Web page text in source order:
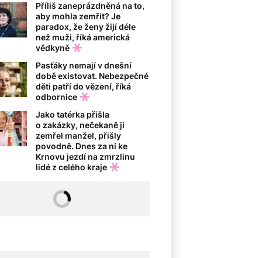
Příliš zaneprázdněná na to,
aby mohla zemřít? Je
paradox, že ženy žijí déle
než muži, říká americká
vědkyně
Pasťáky nemají v dnešní
době existovat. Nebezpečné
děti patří do vězení, říká
odbornice
Jako tatérka přišla
o zakázky, nečekaně jí
zemřel manžel, přišly
povodně. Dnes za ní ke
Krnovu jezdí na zmrzlinu
lidé z celého kraje